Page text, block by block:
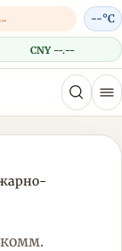
CNY --.--
--°C
комм.